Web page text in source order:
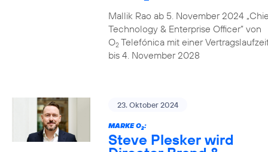
Mallik Rao ab 5. November 2024
Technology & Enterprise Officer” von
O2Telefónica mit einer
bis 4. November 2028
23. Oktober 2024
MARKE O2:
Steve Plesker wird